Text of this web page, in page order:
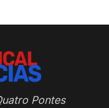
Pontes